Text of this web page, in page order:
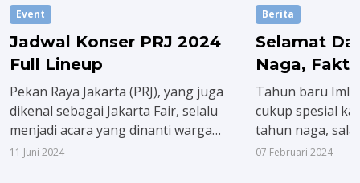
Event
Jadwal Konser PRJ 2024
Full Lineup
Pekan Raya Jakarta (PRJ), yang juga
dikenal sebagai Jakarta Fair, selalu
menjadi acara yang dinanti warga
Jakarta dan sekitarnya. Nggak cuma
11 Juni 2024
Berita
Selamat
Naga,
Imlek 2024
Tahun baru
cukup spesial
tahun naga,
mitologi paling
07 Februari 2024